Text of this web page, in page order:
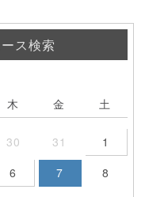
ス検索
木 金 土
30 31
1
6 7
8